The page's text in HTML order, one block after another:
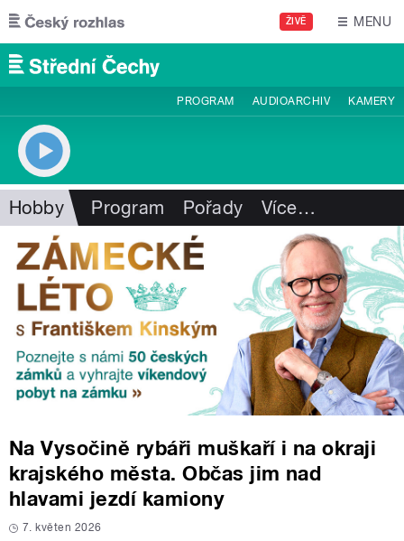
Přejít k hlavnímu obsahu
ŽIVĚ MENU
PROGRAM AUDIOARCHIV KAMERY
Hobby Program Pořady Více…
Na Vysočině rybáři muškaří i na okraji
krajského města. Občas jim nad
hlavami jezdí kamiony
7. květen 2026